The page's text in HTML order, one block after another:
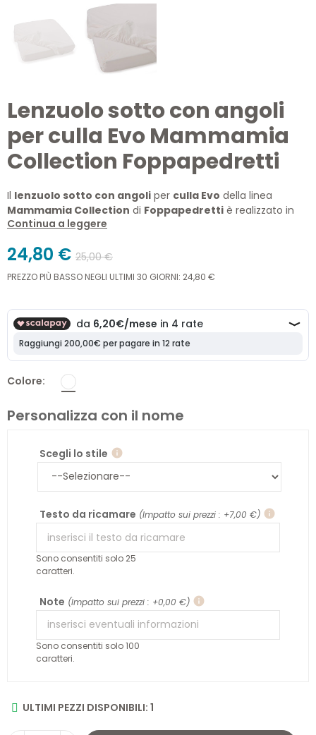
Lenzuolo sotto con angoli
per culla Evo Mammamia
Collection Foppapedretti
Il lenzuolo sotto con angoli per culla Evo della linea
Mammamia Collection di Foppapedretti è realizzato in
morbidocotone 100% certificato Oeko-Tex
dimensioni dellaculla Evo
grazie agli
confortevole e sicuro per il tuobambino .
Continua a leggere
24,80 € 25,00 €
PREZZO PIÙ BASSO NEGLI ULTIMI 30 GIORNI: 24,80 €
Colore
Personalizza con il nome
Scegli lo stile info
Testo da ricamare (Impatto sui prezzi : +7,00 €) info
Sono consentiti solo 25
caratteri.
Note (Impatto sui prezzi : +0,00 €) info
Sono consentiti solo 100
caratteri.
ULTIMI PEZZI DISPONIBILI: 1